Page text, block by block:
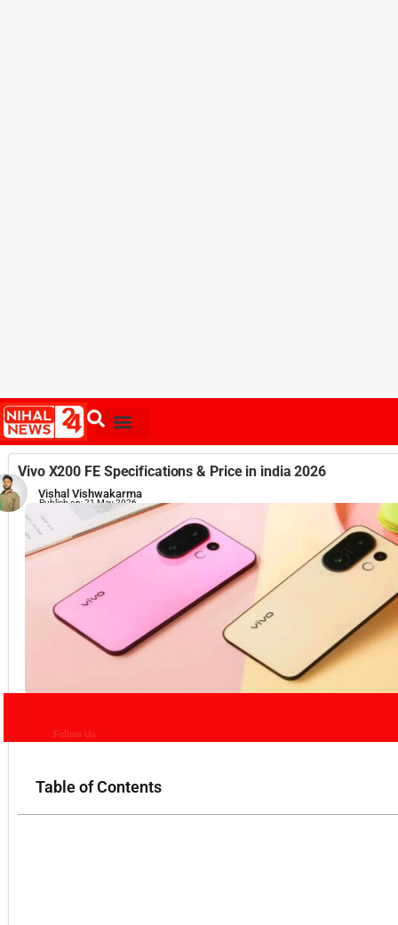
Vivo X200 FE Specifications & Price in india 2026
Vishal Vishwakarma
Publish on:21 May 2026
Follow Us
Table of Contents